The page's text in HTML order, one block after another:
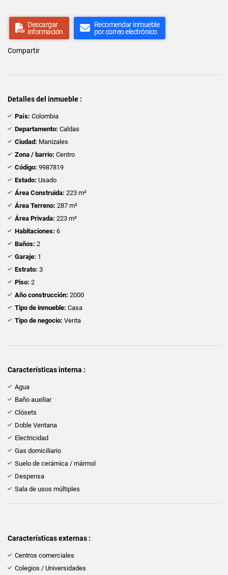
Descargar
información
Recomendar inmueble
por correo electrónico
Compartir
Detalles del inmueble :
País: Colombia
Departamento: Caldas
Ciudad: Manizales
Zona / barrio: Centro
Código: 9987819
Estado: Usado
Área Construida: 223 m²
Área Terreno: 287 m²
Área Privada: 223 m²
Habitaciones: 6
Baños: 2
Garaje: 1
Estrato: 3
Piso: 2
Año construcción: 2000
Tipo de inmueble: Casa
Tipo de negocio: Venta
Características interna :
Agua
Baño auxiliar
Clósets
Doble Ventana
Electricidad
Gas domiciliario
Suelo de cerámica / mármol
Despensa
Sala de usos múltiples
Características externas :
Centros comerciales
Colegios / Universidades